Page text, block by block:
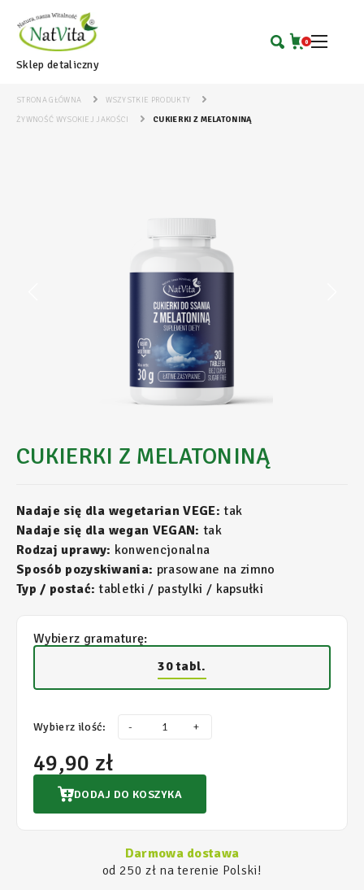
Sklep detaliczny
0
STRONA GŁÓWNA
WSZYSTKIE PRODUKTY
ŻYWNOŚĆ WYSOKIEJ JAKOŚCI
CUKIERKI Z MELATONINĄ
CUKIERKI Z MELATONINĄ
Nadaje się dla wegetarian VEGE: tak
Nadaje się dla wegan VEGAN: tak
Rodzaj uprawy: konwencjonalna
Sposób pozyskiwania: prasowane na zimno
Typ / postać: tabletki / pastylki / kapsułki
Wybierz gramaturę:
30 tabl.
Wybierz ilość: - +
49,90 zł
DODAJ DO KOSZYKA
Darmowa dostawa
od 250 zł na terenie Polski!